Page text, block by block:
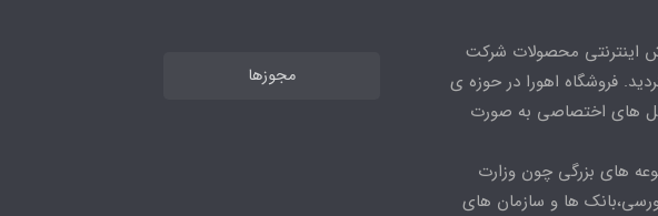
اینترنتی محصولات شرکت
گردید. فروشگاه اهورا در حوزه ی
حل های اختصاصی به صورت
های بزرگی چون وزارت
ها و سازمان های
مجوزها